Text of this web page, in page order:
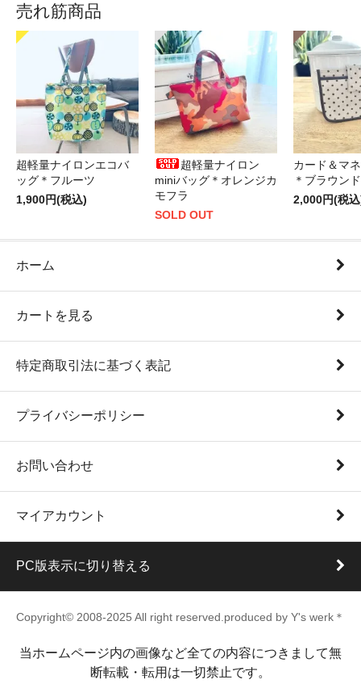
売れ筋商品
超軽量ナイロンエコバ
ッグ＊フルーツ
1,900円(税込)
超軽量ナイロン
miniバッグ＊オレンジカ
モフラ
SOLD OUT
カード＆マ
＊ブラウン
2,000円(税
ホーム
カートを見る
特定商取引法に基づく表記
プライバシーポリシー
お問い合わせ
マイアカウント
PC版表示に切り替える
Copyright© 2008-2025 All right reserved.produced by Y's werk＊
当ホームページ内の画像など全ての内容につきまして無
断転載・転用は一切禁止です。